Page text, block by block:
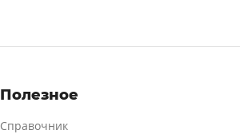
Полезное
Справочник